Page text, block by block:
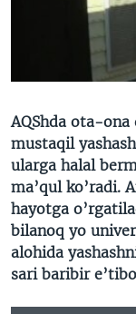
XABARLAR
ODNOKLASSNIKI
TELEGRAM
TWITTER
SOUNDCLOUD
VOA
AQShda ota-
mustaqil
ularga halal
ma’qul ko’radi.
hayotga
bilanoq yo
alohida
sari baribir